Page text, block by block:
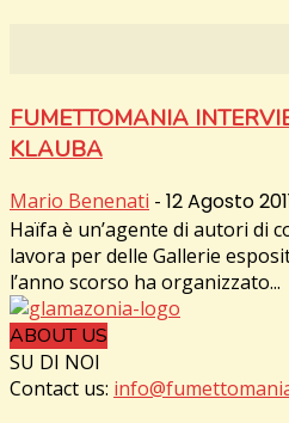
FUMETTOMANIA
KLAUBA
Mario Benenati - 12 Agosto
Haïfa è un’agente di autori di
lavora per delle Gallerie
l’anno scorso ha organizzato...
ABOUT US
SU DI NOI
Contact us: